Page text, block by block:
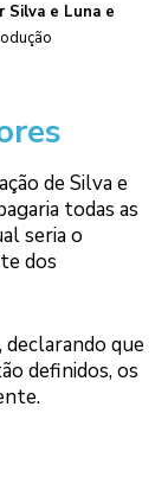
Silva e Luna e
de Silva e
todas as
seria o
dos
declarando que
definidos, os